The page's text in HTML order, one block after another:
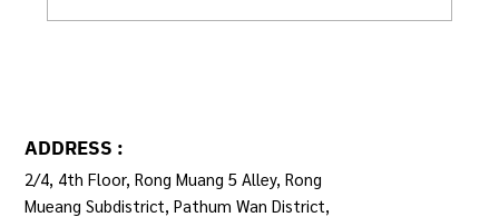
ADDRESS :
2/4, 4th Floor, Rong Muang 5 Alley, Rong
Mueang Subdistrict, Pathum Wan District,